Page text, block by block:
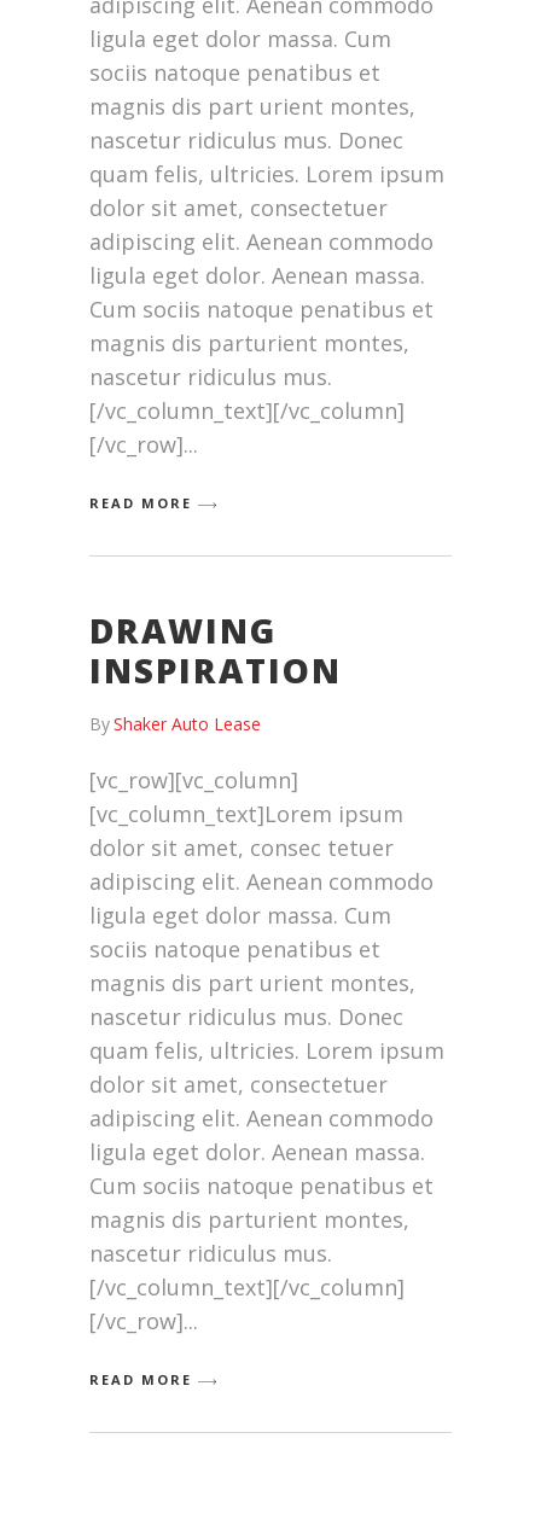
ligula eget dolor massa. Cum
sociis natoque penatibus et
magnis dis part urient montes,
nascetur ridiculus mus. Donec
quam felis, ultricies. Lorem ipsum
dolor sit amet, consectetuer
adipiscing elit. Aenean commodo
ligula eget dolor. Aenean massa.
Cum sociis natoque penatibus et
magnis dis parturient montes,
nascetur ridiculus mus.
[/vc_column_text][/vc_column]
[/vc_row]
READ MORE
DRAWING
INSPIRATION
ByShaker Auto Lease
[vc_row][vc_column]
[vc_column_text]Lorem ipsum
dolor sit amet, consec tetuer
adipiscing elit. Aenean commodo
ligula eget dolor massa. Cum
sociis natoque penatibus et
magnis dis part urient montes,
nascetur ridiculus mus. Donec
quam felis, ultricies. Lorem ipsum
dolor sit amet, consectetuer
adipiscing elit. Aenean commodo
ligula eget dolor. Aenean massa.
Cum sociis natoque penatibus et
magnis dis parturient montes,
nascetur ridiculus mus.
[/vc_column_text][/vc_column]
[/vc_row]
READ MORE